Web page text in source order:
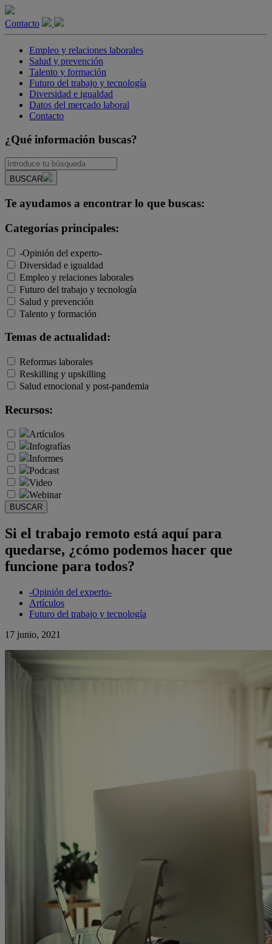
Contacto
Empleo y relaciones laborales
Salud y prevención
Talento y formación
Futuro del trabajo y tecnología
Diversidad e igualdad
Datos del mercado laboral
Contacto
¿Qué información buscas?
BUSCAR
Te ayudamos a encontrar lo que buscas:
Categorías principales:
-Opinión del experto-
Diversidad e igualdad
Empleo y relaciones laborales
Futuro del trabajo y tecnología
Salud y prevención
Talento y formación
Temas de actualidad:
Reformas laborales
Reskilling y upskilling
Salud emocional y post-pandemia
Recursos:
Artículos
Infografías
Informes
Podcast
Video
Webinar
BUSCAR
Si el trabajo remoto está aquí para
quedarse, ¿cómo podemos hacer que
funcione para todos?
-Opinión del experto-
Artículos
Futuro del trabajo y tecnología
17 junio, 2021